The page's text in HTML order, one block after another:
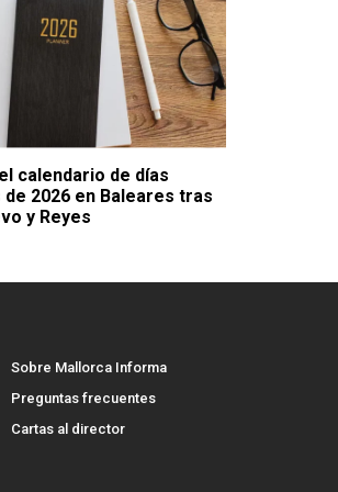
calendario de días
2026 en Baleares tras
y Reyes
Sobre Mallorca Informa
Preguntas frecuentes
Cartas al director